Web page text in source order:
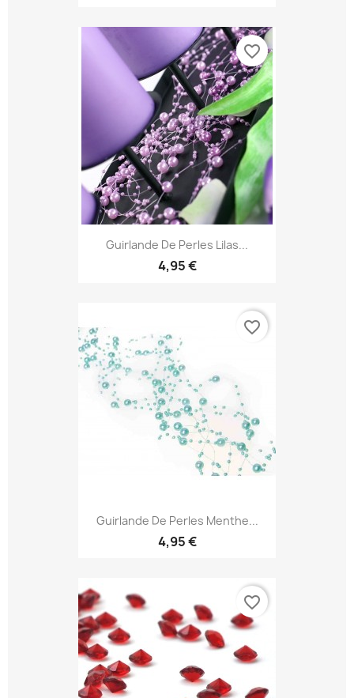
Guirlande De Perles Lilas...
4,95 €
favorite_border
Guirlande De Perles Menthe...
4,95 €
favorite_border
favorite_border